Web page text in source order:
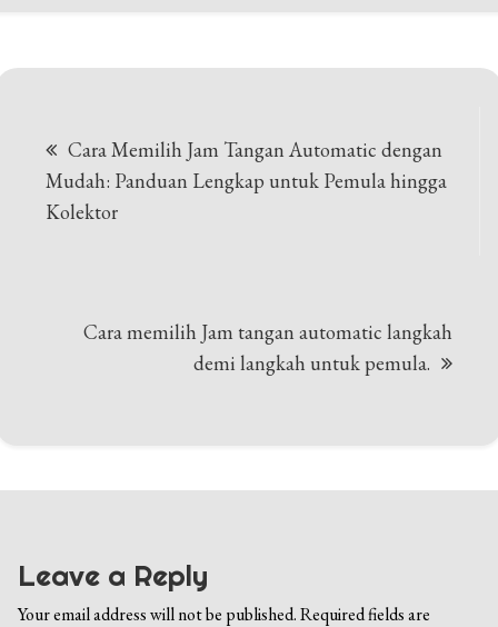
navigation
Cara Memilih Jam Tangan Automatic dengan
Mudah: Panduan Lengkap untuk Pemula hingga
Kolektor
Cara memilih Jam tangan automatic langkah
demi langkah untuk pemula.
Leave a Reply
Your email address will not be published. Required fields are